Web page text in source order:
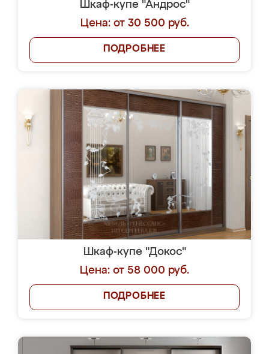
Шкаф-купе "Андрос"
Цена: от 30 500 руб.
ПОДРОБНЕЕ
Шкаф-купе "Докос"
Цена: от 58 000 руб.
ПОДРОБНЕЕ